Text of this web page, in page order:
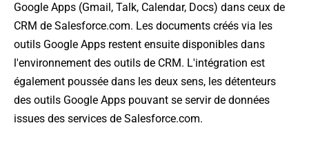
Google Apps (Gmail, Talk, Calendar, Docs) dans ceux de
CRM de Salesforce.com. Les documents créés via les
outils Google Apps restent ensuite disponibles dans
l'environnement des outils de CRM. L'intégration est
également poussée dans les deux sens, les détenteurs
des outils Google Apps pouvant se servir de données
issues des services de Salesforce.com.